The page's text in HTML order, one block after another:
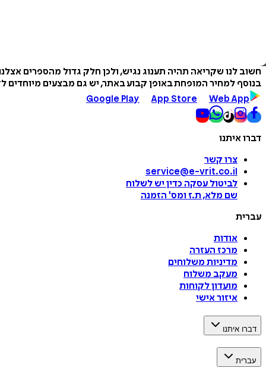
חשוב לנו שקריאה תהיה תענוג נגיש, ולכן חלק גדול מהספרים
בנוסף למחיר המופחת באופן קבוע באתר, יש גם מבצעים מיוחדים
Google Play
App Store Web App
דברו איתנו
צרו קשר
service@e-vrit.co.il
לביטול עסקה כדין יש לשלוח
שם מלא, ת.ז ומס' הזמנה
עברית
אודות
מרכז העזרה
מדיניות משלוחים
מעקב משלוח
מועדון לקוחות
איזור אישי
דברו איתנו
עברית